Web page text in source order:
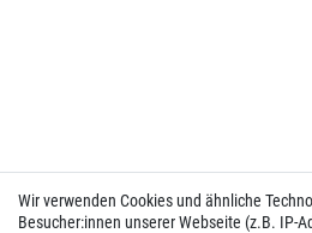
Wir verwenden Cookies und ähnliche
Besucher:innen unserer Webseite (z.B. IP-